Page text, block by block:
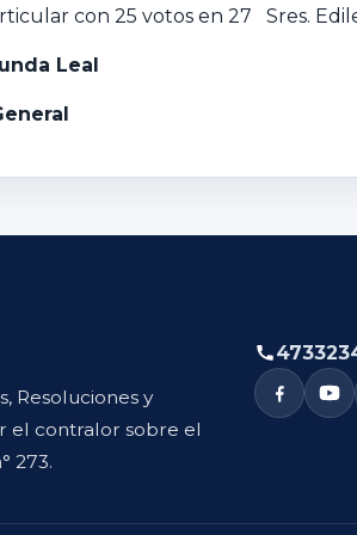
con 25 votos en 27 Sres.
Leal
Resoluciones y
el contralor sobre el
273.